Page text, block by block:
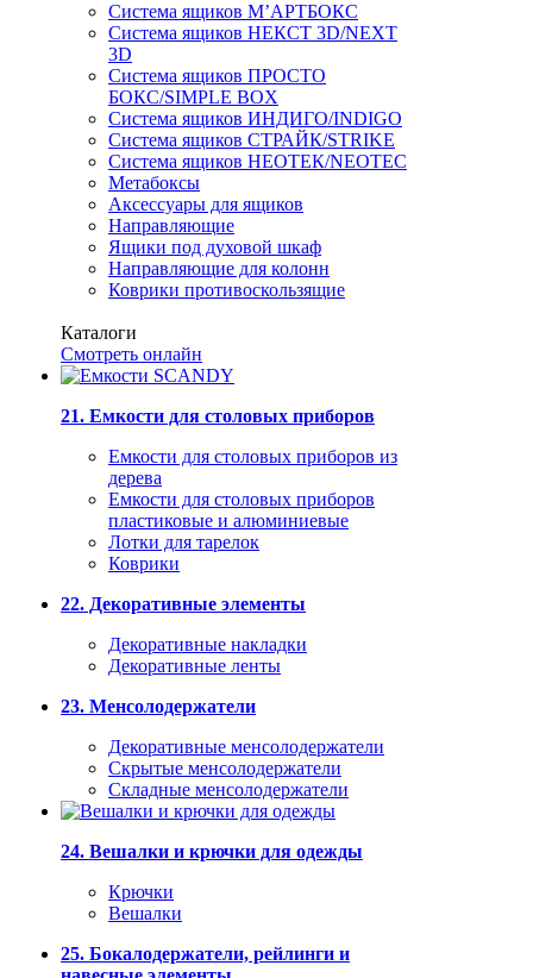
Система ящиков М’АРТБОКС
Система ящиков НЕКСТ 3D/NEXT
3D
Система ящиков ПРОСТО
БОКС/SIMPLE BOX
Система ящиков ИНДИГО/INDIGO
Система ящиков СТРАЙК/STRIKE
Система ящиков НЕОТЕК/NEOTEC
Метабоксы
Аксессуары для ящиков
Направляющие
Ящики под духовой шкаф
Направляющие для колонн
Коврики противоскользящие
Каталоги
Смотреть онлайн
21. Емкости для столовых приборов
Емкости для столовых приборов из
дерева
Емкости для столовых приборов
пластиковые и алюминиевые
Лотки для тарелок
Коврики
22. Декоративные элементы
Декоративные накладки
Декоративные ленты
23. Менсолодержатели
Декоративные менсолодержатели
Скрытые менсолодержатели
Складные менсолодержатели
24. Вешалки и крючки для одежды
Крючки
Вешалки
25. Бокалодержатели, рейлинги и